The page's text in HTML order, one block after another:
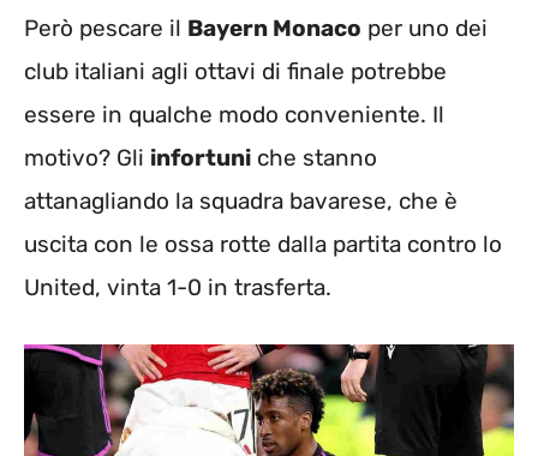
Però pescare il Bayern Monaco per uno dei
club italiani agli ottavi di finale potrebbe
essere in qualche modo conveniente. Il
motivo? Gli infortuni che stanno
attanagliando la squadra bavarese, che è
uscita con le ossa rotte dalla partita contro lo
United, vinta 1-0 in trasferta.